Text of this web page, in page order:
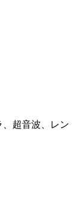
超音波、レン